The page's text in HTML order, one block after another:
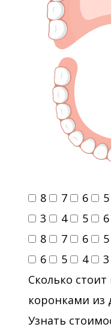
8 7 6 5
3
4 5 6
8
7 6 5
6
5 4 3
Сколько
коронками из
Узнать